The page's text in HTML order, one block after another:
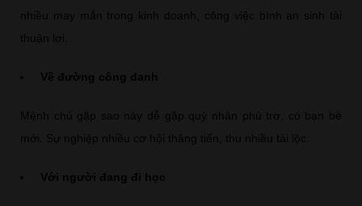
nhiều may mắn trong kinh doanh, công việc bình an sinh tài
thuận lợi.
Về đường công danh
Mệnh chủ gặp sao này dễ gặp quý nhân phù trợ, có bạn bè
mới. Sự nghiệp nhiều cơ hội thăng tiến, thu nhiều tài lộc.
Với người đang đi học